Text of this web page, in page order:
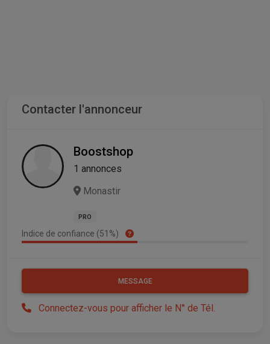
Contacter l'annonceur
Boostshop
1 annonces
Monastir
PRO
Indice de confiance (51%)
MESSAGE
Connectez-vous pour afficher le N° de Tél.